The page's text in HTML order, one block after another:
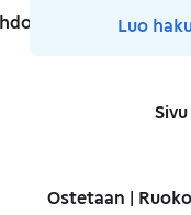
Luo
Sivu
Ostetaan |